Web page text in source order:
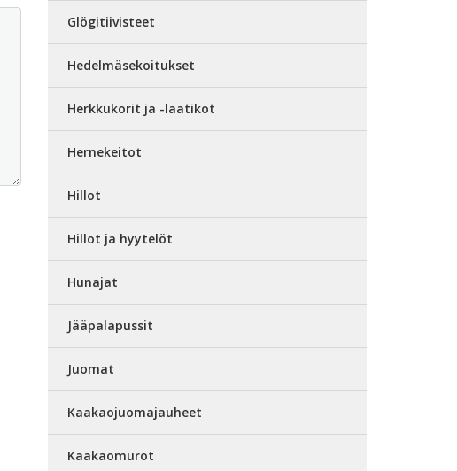
Glögitiivisteet
Hedelmäsekoitukset
Herkkukorit ja -laatikot
Hernekeitot
Hillot
Hillot ja hyytelöt
Hunajat
Jääpalapussit
Juomat
Kaakaojuomajauheet
Kaakaomurot